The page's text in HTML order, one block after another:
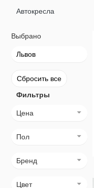
Автокресла
Выбрано
Львов
Сбросить все
Фильтры
Цена
Пол
Бренд
Цвет